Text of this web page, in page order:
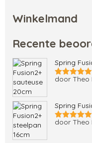
Winkelmand
Recente
Spring
Gewaardeerd
door Theo
Spring
Gewaardeerd
door Theo